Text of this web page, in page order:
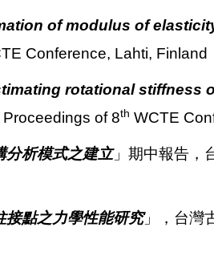
of modulus of
Conference, Lahti, Finland
rotational stiffness
Proceedings of 8th WCTE
分析模式之建立」期中報告，
接點之力學性能研究」，台灣